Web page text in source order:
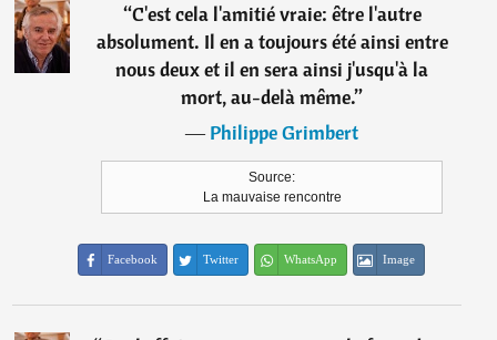
“C'est cela l'amitié vraie: être l'autre
absolument. Il en a toujours été ainsi entre
nous deux et il en sera ainsi j'usqu'à la
mort, au-delà même.”
―Philippe Grimbert
Source:
La mauvaise rencontre
Facebook Twitter WhatsApp Image